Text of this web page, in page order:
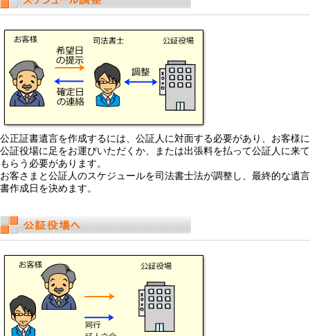
公正証書遺言を作成するには、公証人に対面する必要があり、お客様に
公証役場に足をお運びいただくか、または出張料を払って公証人に来て
もらう必要があります。
お客さまと公証人のスケジュールを司法書士法が調整し、最終的な遺言
書作成日を決めます。